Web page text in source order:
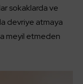
sokaklarda ve
devriye atmaya
meyil etmeden